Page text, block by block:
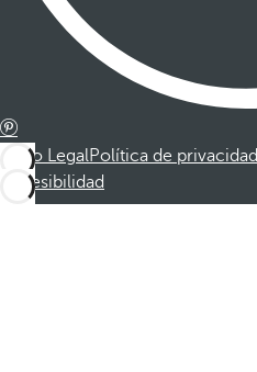
Aviso LegalPolítica de privacidad
Accesibilidad